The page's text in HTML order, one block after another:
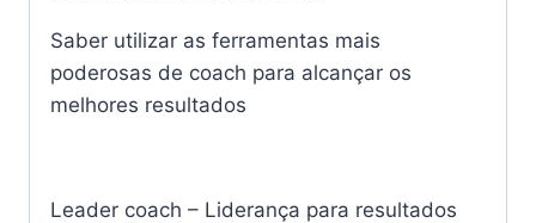
Saber utilizar as ferramentas mais
poderosas de coach para alcançar os
melhores resultados
Leader coach – Liderança para resultados